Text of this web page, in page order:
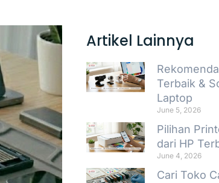
Artikel Lainnya
Terbaik &
Laptop
June 5, 2026
Pilihan
dari HP
June 4, 2026
Cari Toko